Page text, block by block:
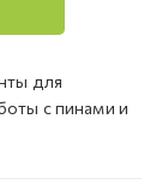
для
с пинами и